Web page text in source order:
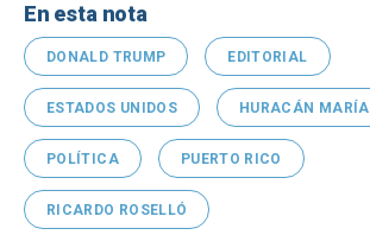
En esta nota
DONALD TRUMP EDITORIAL
ESTADOS UNIDOS HURACÁN MARÍA
POLÍTICA PUERTO RICO
RICARDO ROSELLÓ